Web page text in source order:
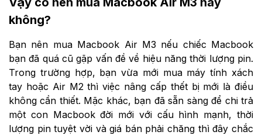
không?
Bạn nên mua Macbook Air M3 nếu chiếc Macbook
bạn đã quá cũ gặp vấn đề về hiệu năng thời lượng pin.
Trong trường hợp, bạn vừa mới mua máy tính xách
tay hoặc Air M2 thì việc nâng cấp thết bị mới là điều
không cần thiết. Mặc khác, bạn đã sẵn sàng để chi trả
một con Macbook đời mới với cấu hình mạnh, thời
lượng pin tuyệt vời và giá bán phải chăng thì đây chắc